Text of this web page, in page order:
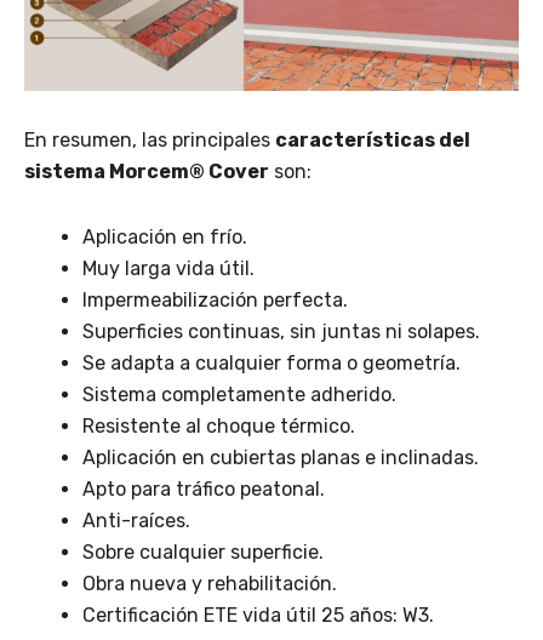
En resumen, las principales características del
sistema Morcem® Cover son:
Aplicación en frío.
Muy larga vida útil.
Impermeabilización perfecta.
Superficies continuas, sin juntas ni solapes.
Se adapta a cualquier forma o geometría.
Sistema completamente adherido.
Resistente al choque térmico.
Aplicación en cubiertas planas e inclinadas.
Apto para tráfico peatonal.
Anti-raíces.
Sobre cualquier superficie.
Obra nueva y rehabilitación.
Certificación ETE vida útil 25 años: W3.